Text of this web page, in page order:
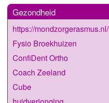
Gezondheid
https://mondzorgerasmus.nl/
Fysio Broekhuizen
ConfiDent Ortho
Coach Zeeland
Cube